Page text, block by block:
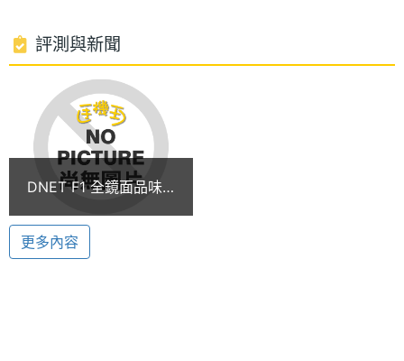
劃的計算機、匯率換算、單位換算、自由設定每日 /
每週行事記事等功能，讓手機成為個人專屬的行動秘
書。
強大軟體支援
DNET F1 同時擁有MP3及MPET4播放功能，讓你旅
行、通勤不無聊，支援Micro SD記憶卡，讓音樂、影
片帶著走，搭配錄影拍照功能，可隨心所欲記錄歡樂
色彩
相機規格
主相機
畫素
130 萬畫素
主相機
感光元
件
CMOS
評測與新聞
DNET F1 全鏡面品味
更多內容